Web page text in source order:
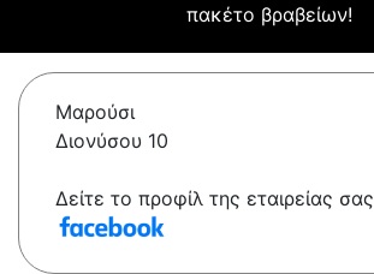
πακέτο βραβείων!
Μαρούσι
Διονύσου 10
Δείτε το προφίλ της εταιρείας σας